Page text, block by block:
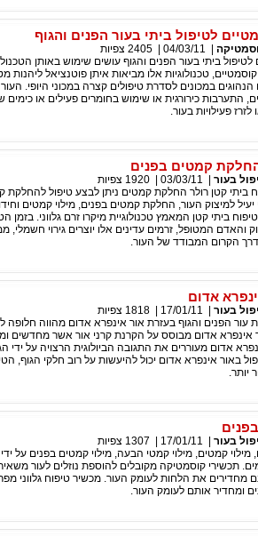
לטיפול ביתי בעור הפנים והגוף
04/03/11
2405 צפיות
לטיפול ביתי בעור הפנים והגוף עושים שימוש באותן
טכנולוגיות אלו מביאות איתן פוטנציאל
במכונים לסדרת טיפולים קצרה במכוני היופי.
התערבות כירורגית או שימוש בחומרים פעילים או
פעילויות בעור.
קמטים בפנים
בעור 03/03/11
1920 צפיות
ביתי קטן רולר החלקת קמטים ניתן לבצע טיפול להחלקת
למיצוק העור, החלקת קמטים בפנים, מילוי קמטים
ביתי קטן המאמץ טכנולוגיית מיקרו זרם גלווני.
והאדם המטופל, זרמים עדינים אלו יוצרים גירוי חשמלי,
דרך הקרום המבודד של העור.
אדום
בעור 17/01/11
1818 צפיות
עור הפנים והגוף בעזרת אור אינפרא אדום מהווה חלופה
אינפרא אדום מבוסס על הקרנת קרני אור אשר מחדשים
אדום מעוררים את התגובה הביולוגית הרצויה על
באור אינפרא אדום יכול להיעשות על רוב חלקי הגוף,
יותר.
בעור 17/01/11
1307 צפיות
מילוי קמטים, מילוי קמטי הבעה, מילוי קמטים בפנים על
תכשירי קוסמטיקה מקובלים להוספת נוזלים לעור
מחדירים את הלחות לעומק העור. מכשיר טיפוח גלווני
ומחדיר אותם לעומק העור.